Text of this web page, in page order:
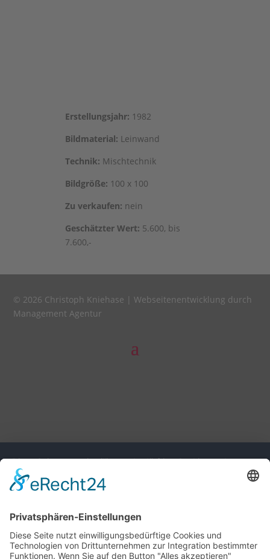
Erstel­lungs­jahr: 1982
Bild­ma­te­ri­al: Leinwand
Tech­nik: Mischtechnik
Bild­grö­ße: 100 x 100
Zu ver­kau­fen: nein
Geschätz­ter Wert: 5.600, bis
7.600,-
© 2026 Christoph Kniehase |Webseitenentwicklung durch
Management Agentur
Diese Seite nutzt einwilligungsbedürftige Cookies und
Technologien von Drittunternehmen zur Integration
bestimmter Funktionen. Wenn Sie auf den Button "Alles
(Einwilligung). Nach der Einwilligung verarbeiten wir und die
betroffenen Drittunternehmen Ihre personenbezogenen Daten
für verschiedene Zwecke. Detaillierte Informationen zu